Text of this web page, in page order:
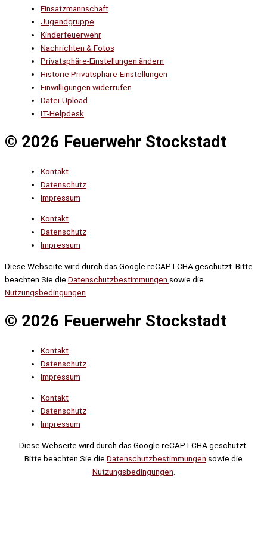
Einsatzmannschaft
Jugendgruppe
Kinderfeuerwehr
Nachrichten & Fotos
Privatsphäre-Einstellungen ändern
Historie Privatsphäre-Einstellungen
Einwilligungen widerrufen
Datei-Upload
IT-Helpdesk
© 2026 Feuerwehr Stockstadt
Kontakt
Datenschutz
Impressum
Kontakt
Datenschutz
Impressum
Diese Webseite wird durch das Google reCAPTCHA geschützt. Bitte
beachten Sie die Datenschutzbestimmungen sowie die
Nutzungsbedingungen
© 2026 Feuerwehr Stockstadt
Kontakt
Datenschutz
Impressum
Kontakt
Datenschutz
Impressum
Diese Webseite wird durch das Google reCAPTCHA geschützt.
Bitte beachten Sie die Datenschutzbestimmungen sowie die
Nutzungsbedingungen